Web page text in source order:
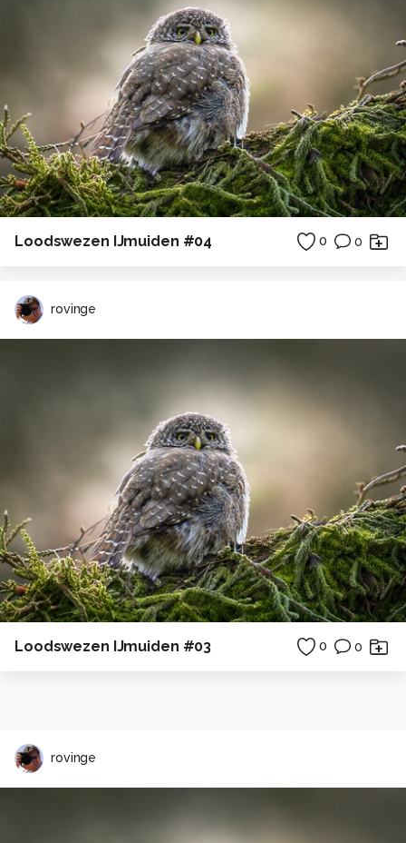
Loodswezen IJmuiden #04 0 0
rovinge
Loodswezen IJmuiden #03 0 0
rovinge